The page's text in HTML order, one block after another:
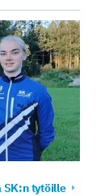
SK:n tytöille